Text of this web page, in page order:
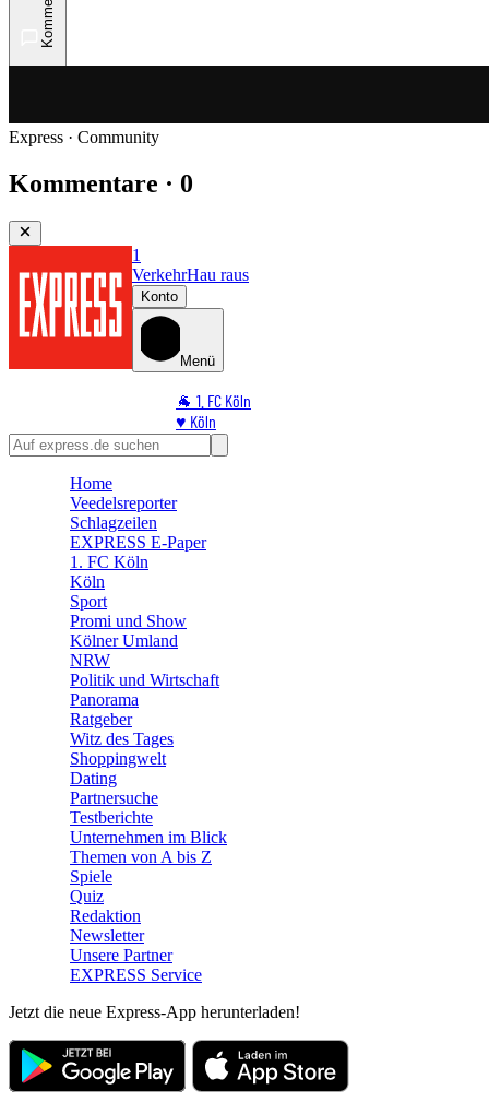
Express · Community
Kommentare · 0
1
VerkehrHau raus
Konto
Menü
🐐 1. FC Köln
♥️ Köln
⭐ Promi
🛒 Shoppingwelt
Home
Veedelsreporter
Schlagzeilen
EXPRESS E-Paper
1. FC Köln
Köln
Sport
Promi und Show
Kölner Umland
NRW
Politik und Wirtschaft
Panorama
Ratgeber
Witz des Tages
Shoppingwelt
Dating
Partnersuche
Testberichte
Unternehmen im Blick
Themen von A bis Z
Spiele
Quiz
Redaktion
Newsletter
Unsere Partner
EXPRESS Service
Jetzt die neue Express-App herunterladen!